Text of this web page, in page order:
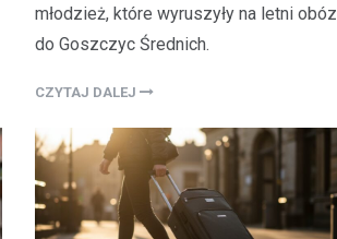
młodzież, które wyruszyły na letni obóz
do Goszczyc Średnich.
CZYTAJ DALEJ